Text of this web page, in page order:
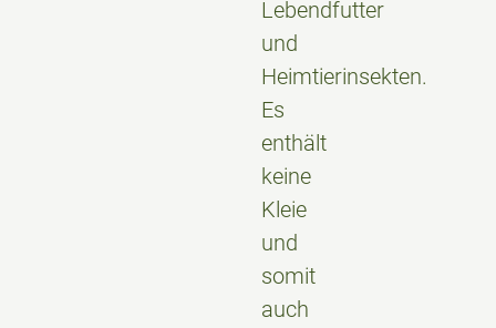
Lebendfutter
und
Heimtierinsekten.
Es
enthält
keine
Kleie
und
somit
auch